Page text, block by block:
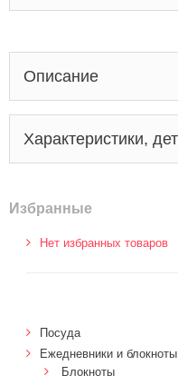
Описание
Характеристики,
Избранные
Нет избранных товаров
Посуда
Ежедневники и блокноты
Блокноты